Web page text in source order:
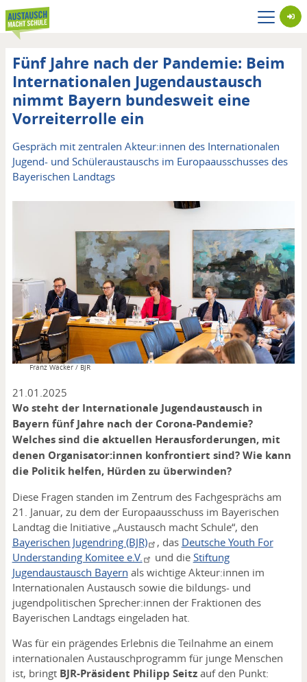
Direkt
zum
Inhalt
Fünf Jahre nach der Pandemie: Beim
Internationalen Jugendaustausch
nimmt Bayern bundesweit eine
Vorreiterrolle ein
Untertitel
Gespräch mit zentralen Akteur:innen des Internationalen
Jugend- und Schüleraustauschs im Europaausschusses des
Bayerischen Landtags
Copyright
Franz Wacker / BJR
21.01.2025
Wo steht der Internationale Jugendaustausch in
Bayern fünf Jahre nach der Corona-Pandemie?
Welches sind die aktuellen Herausforderungen, mit
denen Organisator:innen konfrontiert sind? Wie kann
die Politik helfen, Hürden zu überwinden?
Diese Fragen standen im Zentrum des Fachgesprächs am
21. Januar, zu dem der Europaausschuss im Bayerischen
Landtag die Initiative „Austausch macht Schule“, den
Bayerischen Jugendring (BJR)
, das Deutsche Youth For
Understanding Komitee e.V.
und die Stiftung
Jugendaustausch Bayern als wichtige Akteur:innen im
Internationalen Austausch sowie die bildungs- und
jugendpolitischen Sprecher:innen der Fraktionen des
Bayerischen Landtags eingeladen hat.
Was für ein prägendes Erlebnis die Teilnahme an einem
internationalen Austauschprogramm für junge Menschen
ist, bringt BJR-Präsident Philipp Seitzauf den Punkt: